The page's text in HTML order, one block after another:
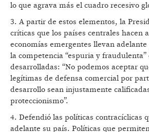
lo que agrava más el cuadro recesivo
3. A partir de estos elementos, la
críticas que los países centrales hacen
economías emergentes llevan
la competencia “espuria y fraudulenta”
desarrolladas: “No podemos aceptar
legítimas de defensa comercial por
desarrollo sean injustamente
proteccionismo”.
4. Defendió las políticas contracíclicas
adelante su país. Políticas que